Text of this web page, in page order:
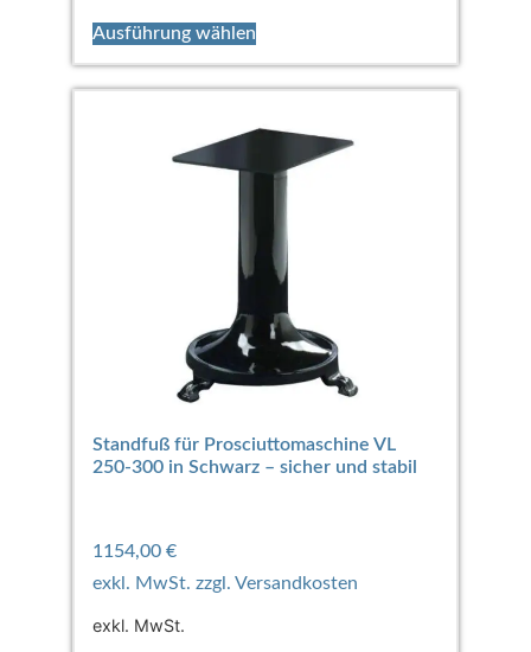
Ausführung wählen
Standfuß für Prosciuttomaschine VL
250-300 in Schwarz – sicher und stabil
1154,00 €
exkl. MwSt.